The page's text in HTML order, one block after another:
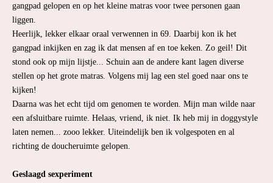
gangpad gelopen en op het kleine matras voor twee personen gaan
liggen.
Heerlijk, lekker elkaar oraal verwennen in 69. Daarbij kon ik het
gangpad inkijken en zag ik dat mensen af en toe keken. Zo geil! Dit
stond ook op mijn lijstje... Schuin aan de andere kant lagen diverse
stellen op het grote matras. Volgens mij lag een stel goed naar ons te
kijken!
Daarna was het echt tijd om genomen te worden. Mijn man wilde naar
een afsluitbare ruimte. Helaas, vriend, ik niet. Ik heb mij in doggystyle
laten nemen... zooo lekker. Uiteindelijk ben ik volgespoten en al
richting de doucheruimte gelopen.
Geslaagd sexperiment